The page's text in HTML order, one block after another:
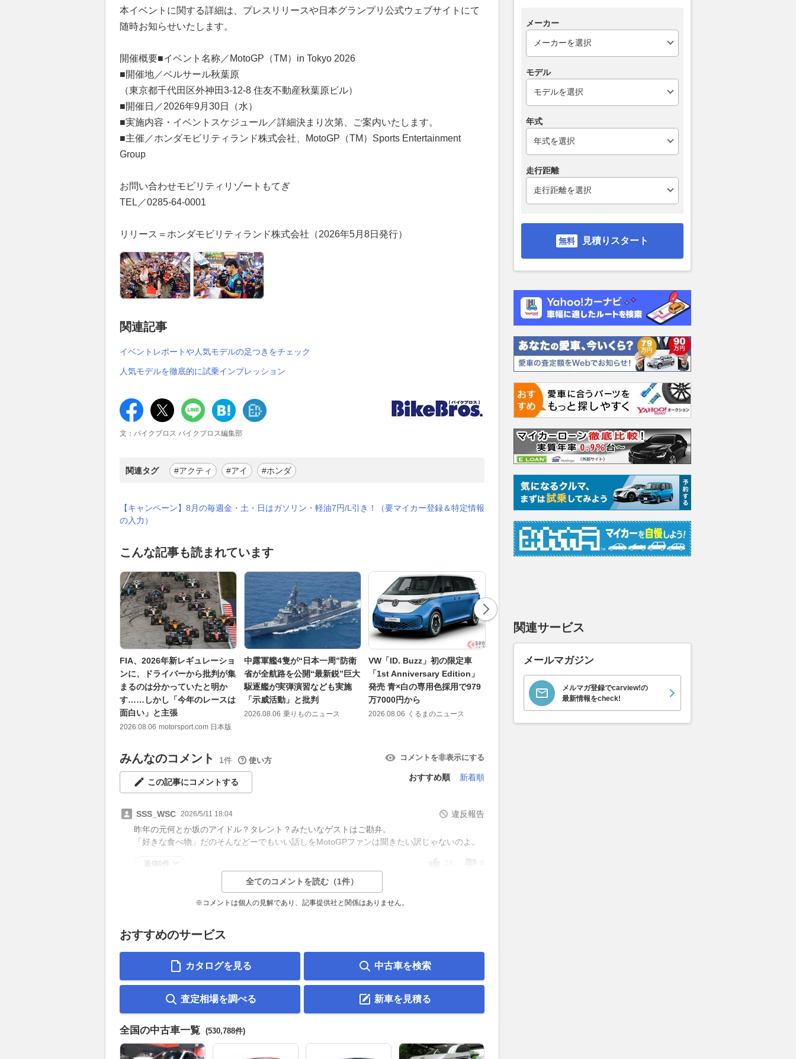
本イベントに関する詳細は、プレスリリースや日本グランプリ公式ウェブサイトにて
随時お知らせいたします。
開催概要■イベント名称／MotoGP（TM）in Tokyo 2026
■開催地／ベルサール秋葉原
（東京都千代田区外神田3-12-8 住友不動産秋葉原ビル）
■開催日／2026年9月30日（水）
■実施内容・イベントスケジュール／詳細決まり次第、ご案内いたします。
■主催／ホンダモビリティランド株式会社、MotoGP（TM）Sports Entertainment
Group
お問い合わせモビリティリゾートもてぎ
TEL／0285-64-0001
リリース＝ホンダモビリティランド株式会社（2026年5月8日発行）
関連記事
イベントレポートや人気モデルの足つきをチェック
人気モデルを徹底的に試乗インプレッション
文：バイクブロス バイクブロス編集部
関連タグ #アクティ #アイ #ホンダ
【キャンペーン】8月の毎週金・土・日はガソリン・軽油7円/L引き！（要マイカー登録＆特定情報
の入力）
こんな記事も読まれています
FIA、2026年新レギュレーショ
ンに、ドライバーから批判が集
まるのは分かっていたと明か
す……しかし「今年のレースは
面白い」と主張
2026.08.06 motorsport.com 日本版
中露軍艦4隻が“日本一周”防衛
省が全航路を公開“最新鋭”巨大
駆逐艦が実弾演習なども実施
「示威活動」と批判
2026.08.06 乗りものニュース
VW「ID. Buzz」初の限定車
「1st Anniversary Edition」
発売 青×白の専用色採用で979
万7000円から
2026.08.06 くるまのニュース
ケンウッドのミラー型ドラレコ
に新作登場!! 56fpsや高性能セ
ンサーはさすが老舗の仕事!!
ベストカーWeb
レードが一部改良。人気装備の
標準化と外装にブラック加飾を
追加
2026.08.06 AUTOSPORT web
みんなのコメント 1件 使い方 コメントを非表示にする
この記事にコメントする
おすすめ順 新着順
SSS_WSC 2026/5/11 18:04
違反報告
昨年の元何とか坂のアイドル？タレント？みたいなゲストはご勘弁。
「好きな食べ物」だのそんなどーでもいい話しをMotoGPファンは聞きたい訳じゃないのよ。
返信0件 24
全てのコメントを読む（1件）
※コメントは個人の見解であり、記事提供社と関係はありません。
おすすめのサービス
カタログを見る 中古車を検索
査定相場を調べる 新車を見積る
全国の中古車一覧 (530,788件)
メーカー
モデル
年式
走行距離
見積りスタート
関連サービス
メールマガジン
メルマガ登録でcarview!の
最新情報をcheck!